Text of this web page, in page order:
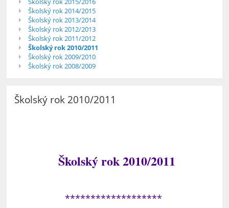
Školský rok 2014/2015
Školský rok 2013/2014
Školský rok 2012/2013
Školský rok 2011/2012
Školský rok 2010/2011
Školský rok 2009/2010
Školský rok 2008/2009
Školský rok 2010/2011
Školský rok 2010/2011
*******************